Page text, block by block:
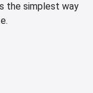
the simplest way